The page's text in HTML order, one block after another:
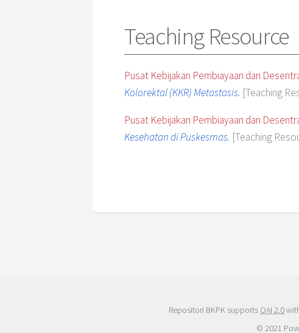
Teaching Resource
Pusat Kebijakan Pembiayaan dan
Kolorektal (KKR) Metastasis. [Teaching
Pusat Kebijakan Pembiayaan dan
Kesehatan di Puskesmas. [Teaching
Repositori BKPK supports OAI 2.0
© 2021